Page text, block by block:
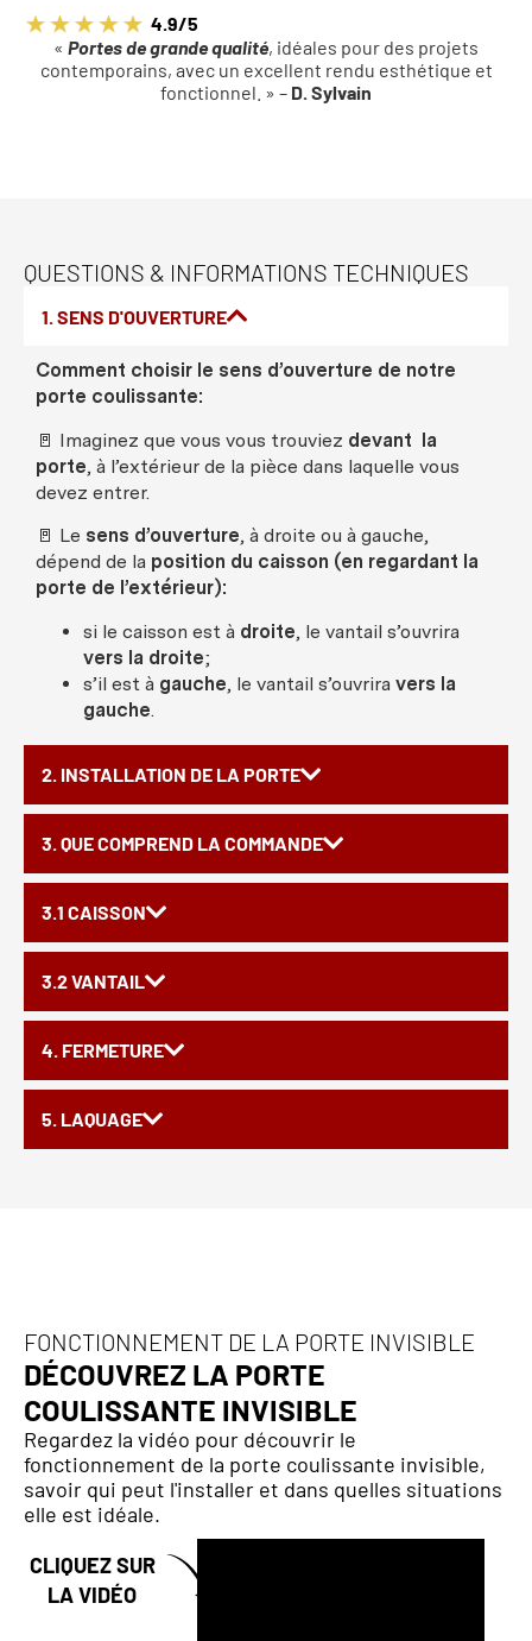
4.9/5
« Portes de grande qualité, idéales pour des projets
contemporains, avec un excellent rendu esthétique et
fonctionnel. » – D. Sylvain
QUESTIONS & INFORMATIONS TECHNIQUES
1. SENS D'OUVERTURE
2. INSTALLATION DE LA PORTE
3. QUE COMPREND LA COMMANDE
3.1 CAISSON
3.2 VANTAIL
4. FERMETURE
5. LAQUAGE
Comment choisir le sens d’ouverture de notre
porte coulissante:
🚪 Imaginez que vous vous trouviez devant la
porte, à l’extérieur de la pièce dans laquelle vous
devez entrer.
🚪 Le sens d’ouverture, à droite ou à gauche,
dépend de la position du caisson (en regardant la
porte de l’extérieur):
si le caisson est à droite, le vantail s’ouvrira
vers la droite;
s’il est à gauche, le vantail s’ouvrira vers la
gauche.
FONCTIONNEMENT DE LA PORTE INVISIBLE
DÉCOUVREZ LA PORTE
COULISSANTE INVISIBLE
Regardez la vidéo pour découvrir le
fonctionnement de la porte coulissante invisible,
savoir qui peut l'installer et dans quelles situations
elle est idéale.
CLIQUEZ SUR
LA VIDÉO